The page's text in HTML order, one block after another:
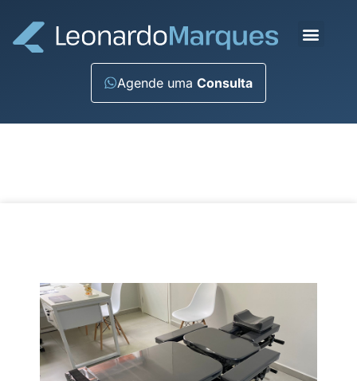
Agende uma Consulta